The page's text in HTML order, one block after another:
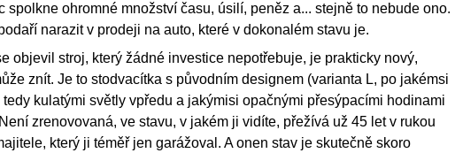
spolkne ohromné množství času, úsilí, peněz a... stejně to nebude ono.
narazit v prodeji na auto, které v dokonalém stavu je.
objevil stroj, který žádné investice nepotřebuje, je prakticky nový,
znít. Je to stodvacítka s původním designem (varianta L, po jakémsi
tedy kulatými světly vpředu a jakýmisi opačnými přesýpacími hodinami
zrenovovaná, ve stavu, v jakém ji vidíte, přežívá už 45 let v rukou
který ji téměř jen garážoval. A onen stav je skutečně skoro